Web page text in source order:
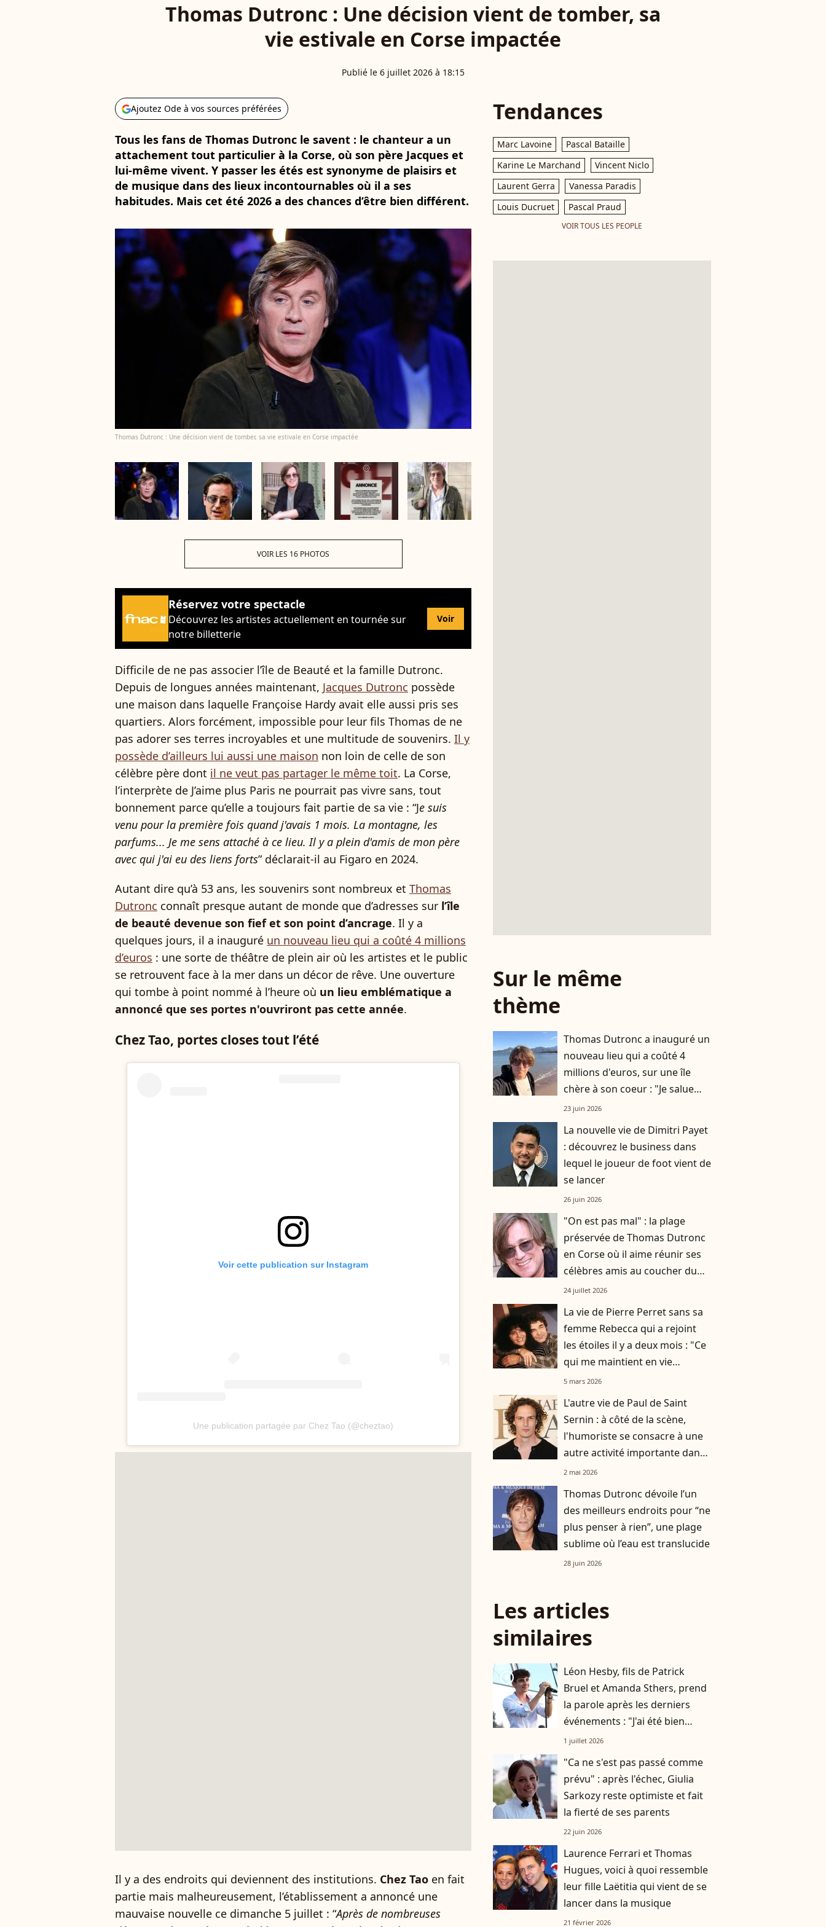
Thomas Dutronc : Une décision vient de tomber, sa
vie estivale en Corse impactée
Publié le 6 juillet 2026 à 18:15
Ajoutez Ode à vos sources préférées
Tous les fans de Thomas Dutronc le savent : le chanteur a un
attachement tout particulier à la Corse, où son père Jacques et
lui-même vivent. Y passer les étés est synonyme de plaisirs et
de musique dans des lieux incontournables où il a ses
habitudes. Mais cet été 2026 a des chances d’être bien différent.
Thomas Dutronc : Une décision vient de tomber, sa vie estivale en Corse impactée
VOIR LES 16 PHOTOS
Réservez votre spectacle
Découvrez les artistes actuellement en tournée sur
notre billetterie
Voir
Difficile de ne pas associer l’île de Beauté et la famille Dutronc.
Depuis de longues années maintenant, Jacques Dutronc possède
une maison dans laquelle Françoise Hardy avait elle aussi pris ses
quartiers. Alors forcément, impossible pour leur fils Thomas de ne
pas adorer ses terres incroyables et une multitude de souvenirs. Il y
possède d’ailleurs lui aussi une maison non loin de celle de son
célèbre père dont il ne veut pas partager le même toit. La Corse,
l’interprète de J’aime plus Paris ne pourrait pas vivre sans, tout
bonnement parce qu’elle a toujours fait partie de sa vie : “Je suis
venu pour la première fois quand j'avais 1 mois. La montagne, les
parfums... Je me sens attaché à ce lieu. Il y a plein d'amis de mon père
avec qui j'ai eu des liens forts” déclarait-il au Figaro en 2024.
Autant dire qu’à 53 ans, les souvenirs sont nombreux et Thomas
Dutronc connaît presque autant de monde que d’adresses sur l’île
de beauté devenue son fief et son point d’ancrage. Il y a
quelques jours, il a inauguré un nouveau lieu qui a coûté 4 millions
d’euros : une sorte de théâtre de plein air où les artistes et le public
se retrouvent face à la mer dans un décor de rêve. Une ouverture
qui tombe à point nommé à l’heure où un lieu emblématique a
annoncé que ses portes n'ouvriront pas cette année.
Chez Tao, portes closes tout l’été
Voir cette publication sur Instagram
Une publication partagée par Chez Tao (@cheztao)
Il y a des endroits qui deviennent des institutions. Chez Tao en fait
partie mais malheureusement, l’établissement a annoncé une
mauvaise nouvelle ce dimanche 5 juillet : “Après de nombreuses
Tendances
Marc Lavoine
Pascal Bataille
Karine Le Marchand
Vincent Niclo
Laurent Gerra
Vanessa Paradis
Louis Ducruet
Pascal Praud
VOIR TOUS LES PEOPLE
Sur le même
thème
Thomas Dutronc a inauguré un
nouveau lieu qui a coûté 4
millions d'euros, sur une île
chère à son coeur : "Je salue
l'effort de tout le monde"
23 juin 2026
La nouvelle vie de Dimitri Payet
: découvrez le business dans
lequel le joueur de foot vient de
se lancer
26 juin 2026
"On est pas mal" : la plage
préservée de Thomas Dutronc
en Corse où il aime réunir ses
célèbres amis au coucher du
soleil
24 juillet 2026
La vie de Pierre Perret sans sa
femme Rebecca qui a rejoint
les étoiles il y a deux mois : "Ce
qui me maintient en vie
actuellement"
5 mars 2026
L'autre vie de Paul de Saint
Sernin : à côté de la scène,
l'humoriste se consacre à une
autre activité importante dans
sa vie !
2 mai 2026
Thomas Dutronc dévoile l’un
des meilleurs endroits pour “ne
plus penser à rien”, une plage
sublime où l’eau est translucide
28 juin 2026
Les articles
similaires
player2
Léon Hesby, fils de Patrick
Bruel et Amanda Sthers, prend
la parole après les derniers
événements : "J'ai été bien
accueilli"
1 juillet 2026
"Ca ne s'est pas passé comme
prévu" : après l'échec, Giulia
Sarkozy reste optimiste et fait
la fierté de ses parents
22 juin 2026
Laurence Ferrari et Thomas
Hugues, voici à quoi ressemble
leur fille Laëtitia qui vient de se
lancer dans la musique
21 février 2026